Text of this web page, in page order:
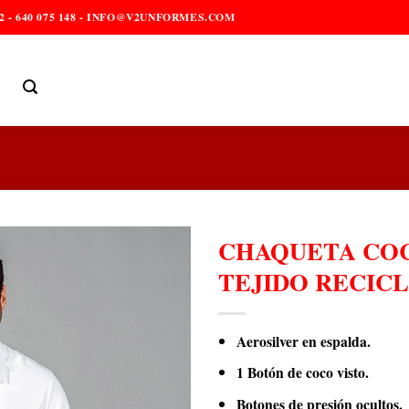
640 075 148 - INFO@V2UNFORMES.COM
CHAQUETA
TEJIDO
Aerosilver en espalda.
1 Botón de coco visto.
Botones de presión ocultos.